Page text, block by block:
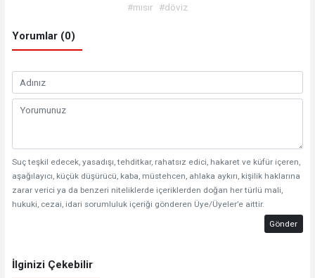
#mısır #döviz
Yorumlar (0)
Suç teşkil edecek, yasadışı, tehditkar, rahatsız edici, hakaret ve küfür içeren,
aşağılayıcı, küçük düşürücü, kaba, müstehcen, ahlaka aykırı, kişilik haklarına
zarar verici ya da benzeri niteliklerde içeriklerden doğan her türlü mali,
hukuki, cezai, idari sorumluluk içeriği gönderen Üye/Üyeler’e aittir.
Gönder
İlginizi Çekebilir